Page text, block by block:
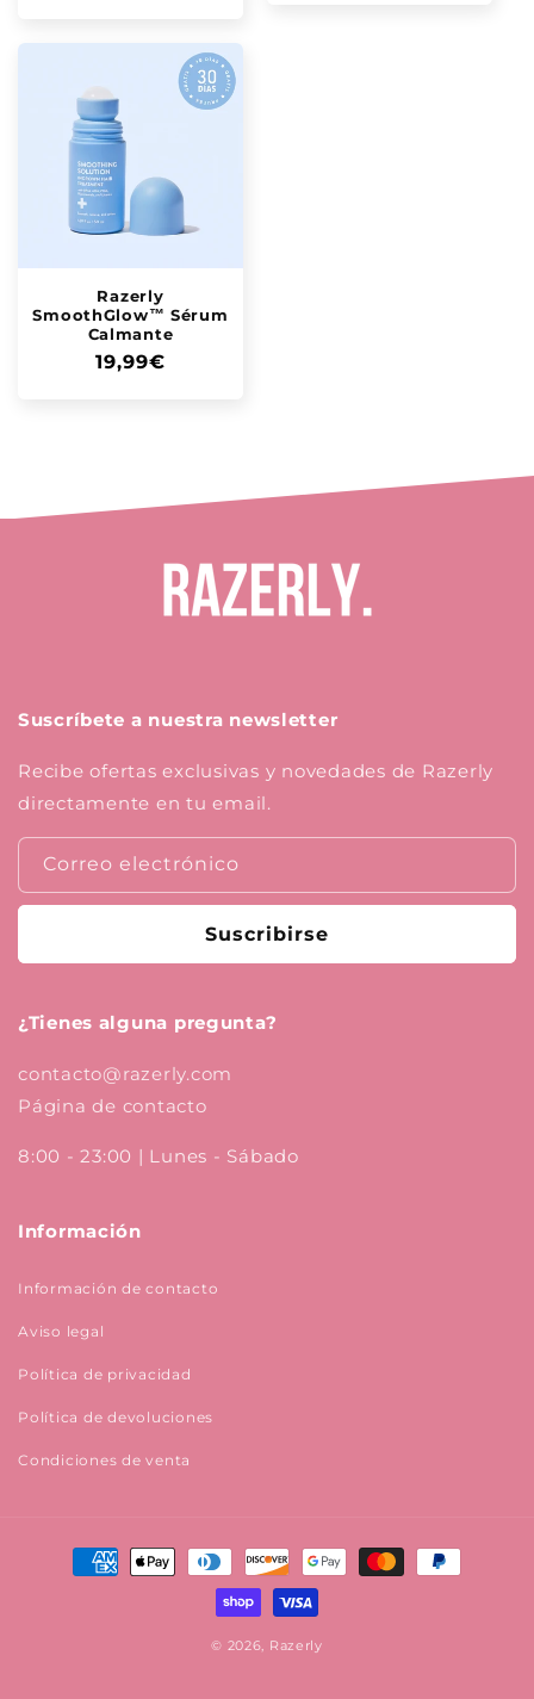
Razerly
SmoothGlow™ Sérum
Calmante
Precio
19,99€
Suscríbete a nuestra newsletter
Recibe ofertas exclusivas y novedades de Razerly
directamente en tu email.
Correo electrónico
Suscribirse
¿Tienes alguna pregunta?
contacto@razerly.com
Página de contacto
8:00 - 23:00 | Lunes - Sábado
Información
Información de contacto
Aviso legal
Política de privacidad
Política de devoluciones
Condiciones de venta
Formas
© 2026, Razerly